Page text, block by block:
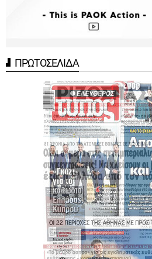
ΠΡΩΤΟΣΕΛΙΔΑ